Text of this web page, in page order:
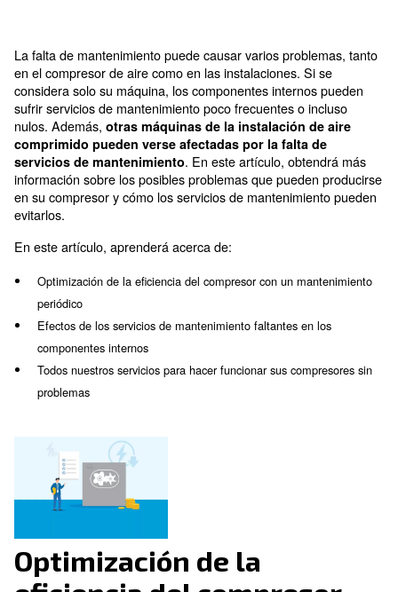
La falta de mantenimiento puede causar varios
en el compresor de aire como en las instalaciones.
considera solo su máquina, los componentes
sufrir servicios de mantenimiento poco frecuentes o
nulos. Además,
comprimido pueden verse afectadas por la falta
servicios de mantenimiento
información sobre los posibles problemas que
en su compresor y cómo los servicios de
En este artículo, aprenderá acerca de:
Optimización de la eficiencia del compresor con un
Efectos de los servicios de mantenimiento faltantes en
componentes internos